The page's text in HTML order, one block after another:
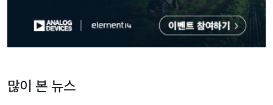
많이 본 뉴스